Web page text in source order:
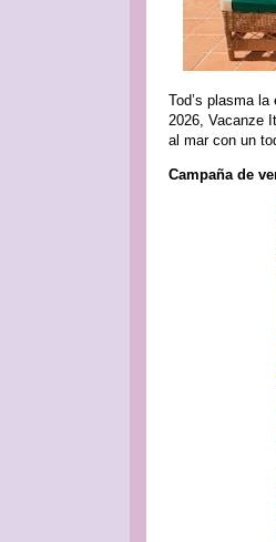
Tod’s plasma
2026, Vacanze
al mar con un
Campaña de